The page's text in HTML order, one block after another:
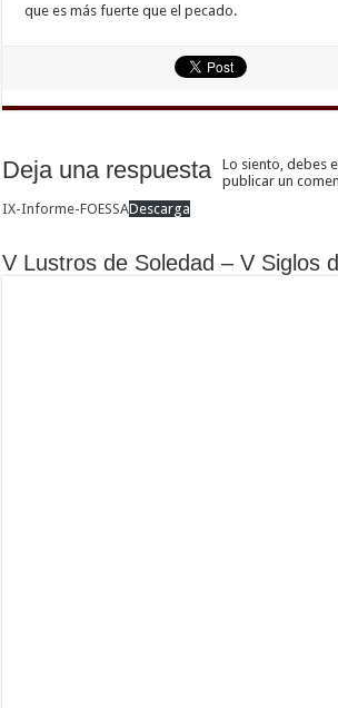
que es más fuerte que el pecado.
Deja una respuesta Lo siento, debes
publicar un
IX-Informe-FOESSADescarga
V Lustros de Soledad – V Siglos